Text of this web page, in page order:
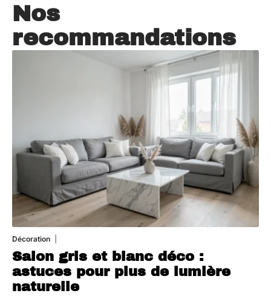
Nos
recommandations
Décoration
Salon gris et blanc déco :
astuces pour plus de lumière
naturelle